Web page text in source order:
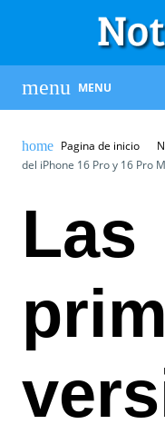
MENU
Pagina de inicio
del iPhone 16 Pro y 16 Pro
Las